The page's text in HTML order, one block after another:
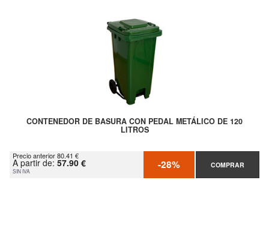
CONTENEDOR DE BASURA CON PEDAL METÁLICO DE 120
LITROS
Precio anterior 80.41 €
A partir de: 57.90 €
SIN IVA -28% COMPRAR